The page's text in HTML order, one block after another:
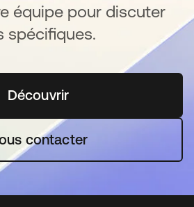
équipe pour discuter
spécifiques.
Découvrirs’ouvre dans un nouvel
contacter